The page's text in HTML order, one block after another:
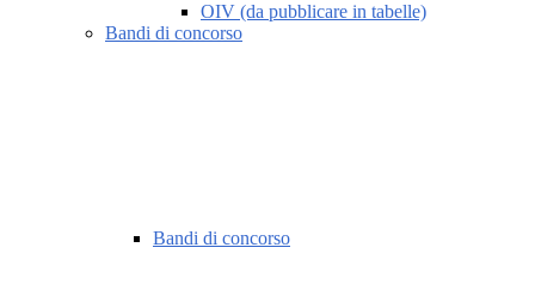
OIV (da pubblicare in tabelle)
Bandi di concorso
Bandi di concorso